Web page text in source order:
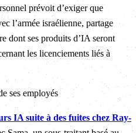
prévoit d’exiger que
l’armée israélienne, partage
dont ses produits d’IA seront
les licenciements liés à
ses employés
IA suite à des fuites chez Ray-